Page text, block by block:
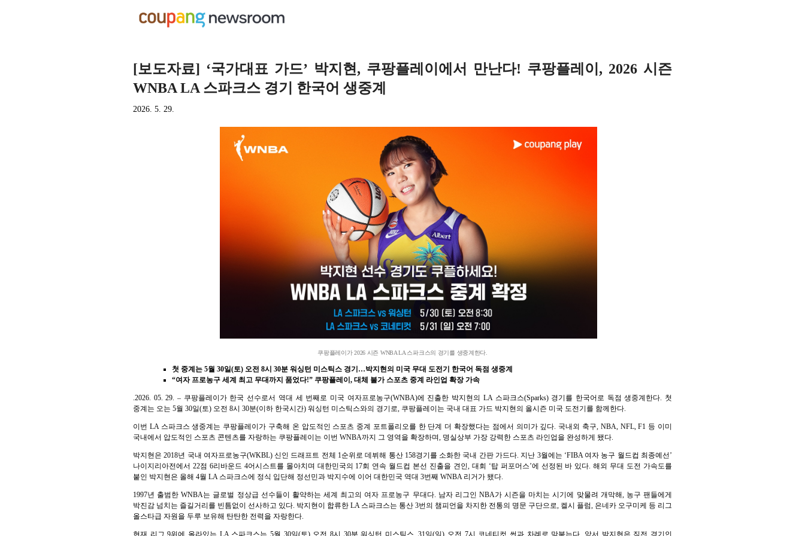
[보도자료] ‘국가대표 가드’ 박지현, 쿠팡플레이에서 만난다! 쿠팡플레이, 2026 시즌
WNBA LA 스파크스 경기 한국어 생중계
2026. 5. 29.
쿠팡플레이가 2026 시즌 WNBA LA 스파크스의 경기를 생중계한다.
첫 중계는 5월 30일(토) 오전 8시 30분 워싱턴 미스틱스 경기…박지현의 미국 무대 도전기 한국어 독점 생중계
“여자 프로농구 세계 최고 무대까지 품었다!” 쿠팡플레이, 대체 불가 스포츠 중계 라인업 확장 가속
.2026. 05. 29. – 쿠팡플레이가 한국 선수로서 역대 세 번째로 미국 여자프로농구(WNBA)에 진출한 박지현의 LA 스파크스(Sparks) 경기를 한국어로 독점 생중계한다. 첫
중계는 오는 5월 30일(토) 오전 8시 30분(이하 한국시간) 워싱턴 미스틱스와의 경기로, 쿠팡플레이는 국내 대표 가드 박지현의 올시즌 미국 도전기를 함께한다.
이번 LA 스파크스 생중계는 쿠팡플레이가 구축해 온 압도적인 스포츠 중계 포트폴리오를 한 단계 더 확장했다는 점에서 의미가 깊다. 국내외 축구, NBA, NFL, F1 등 이미
국내에서 압도적인 스포츠 콘텐츠를 자랑하는 쿠팡플레이는 이번 WNBA까지 그 영역을 확장하며, 명실상부 가장 강력한 스포츠 라인업을 완성하게 됐다.
박지현은 2018년 국내 여자프로농구(WKBL) 신인 드래프트 전체 1순위로 데뷔해 통산 158경기를 소화한 국내 간판 가드다. 지난 3월에는 ‘FIBA 여자 농구 월드컵 최종예선’
나이지리아전에서 22점 6리바운드 4어시스트를 몰아치며 대한민국의 17회 연속 월드컵 본선 진출을 견인, 대회 ‘탑 퍼포머스’에 선정된 바 있다. 해외 무대 도전 가속도를
붙인 박지현은 올해 4월 LA 스파크스에 정식 입단해 정선민과 박지수에 이어 대한민국 역대 3번째 WNBA 리거가 됐다.
1997년 출범한 WNBA는 글로벌 정상급 선수들이 활약하는 세계 최고의 여자 프로농구 무대다. 남자 리그인 NBA가 시즌을 마치는 시기에 맞물려 개막해, 농구 팬들에게
박진감 넘치는 즐길거리를 빈틈없이 선사하고 있다. 박지현이 합류한 LA 스파크스는 통산 3번의 챔피언을 차지한 전통의 명문 구단으로, 켈시 플럼, 은네카 오구미케 등 리그
올스타급 자원을 두루 보유해 탄탄한 전력을 자랑한다.
현재 리그 9위에 올라있는 LA 스파크스는 5월 30일(토) 오전 8시 30분 워싱턴 미스틱스, 31일(일) 오전 7시 코네티컷 썬과 차례로 맞붙는다. 앞서 박지현은 직전 경기인